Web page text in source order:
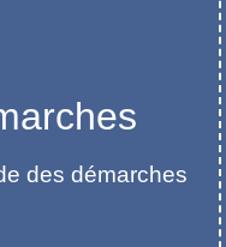
des démarches